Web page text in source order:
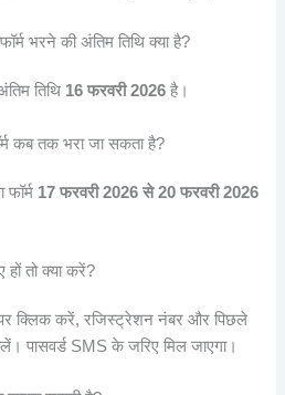
भरने की अंतिम तिथि क्या है?
तिथि 16 फरवरी 2026 है।
कब तक भरा जा सकता है?
17 फरवरी 2026 से 20 फरवरी 2026
तो क्या करें?
क्लिक करें, रजिस्ट्रेशन नंबर और पिछले
पासवर्ड SMS के जरिए मिल जाएगा।